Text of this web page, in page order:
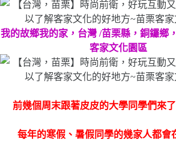
我的故鄉我的家，台灣 /苗栗縣，銅鑼鄉
客家文化園區
前幾個周末跟著皮皮的大學同學們來
每年的寒假、暑假同學的幾家人都會